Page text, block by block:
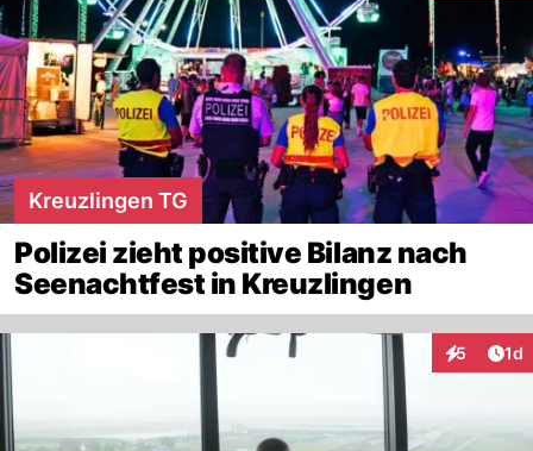
Kreuzlingen TG
Polizei zieht positive Bilanz nach
Seenachtfest in Kreuzlingen
5 1d